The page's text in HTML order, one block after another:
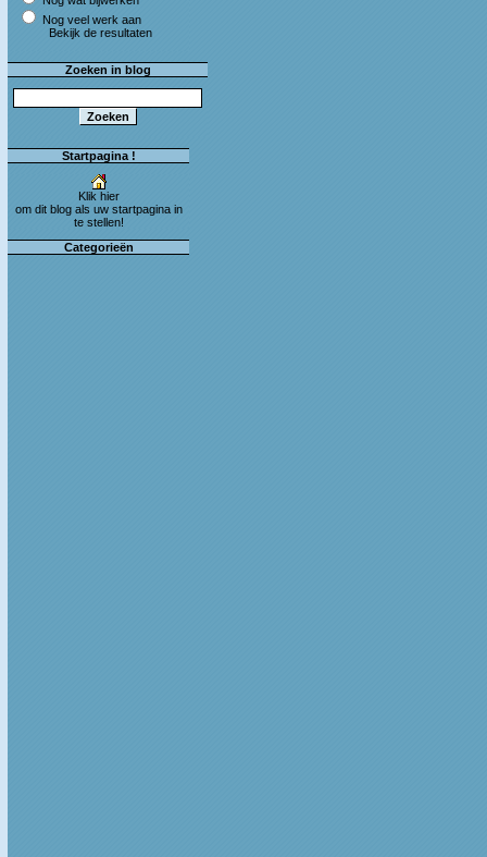
Nog veel werk aan
Bekijk de resultaten
Zoeken in blog
Startpagina !
Klik hier
om dit blog als uw startpagina in
te stellen!
Categorieën